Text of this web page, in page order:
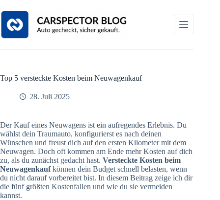
Inhalt
springen
Top 5 versteckte Kosten beim Neuwagenkauf
28. Juli 2025
Der Kauf eines Neuwagens ist ein aufregendes Erlebnis. Du
wählst dein Traumauto, konfigurierst es nach deinen
Wünschen und freust dich auf den ersten Kilometer mit dem
Neuwagen. Doch oft kommen am Ende mehr Kosten auf dich
zu, als du zunächst gedacht hast. Versteckte Kosten beim
Neuwagenkaufkönnen dein Budget schnell belasten, wenn
du nicht darauf vorbereitet bist. In diesem Beitrag zeige ich dir
die fünf größten Kostenfallen und wie du sie vermeiden
kannst.